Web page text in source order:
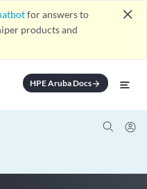
for answers to
products and
close
HPE Aruba Docsarrow_forward